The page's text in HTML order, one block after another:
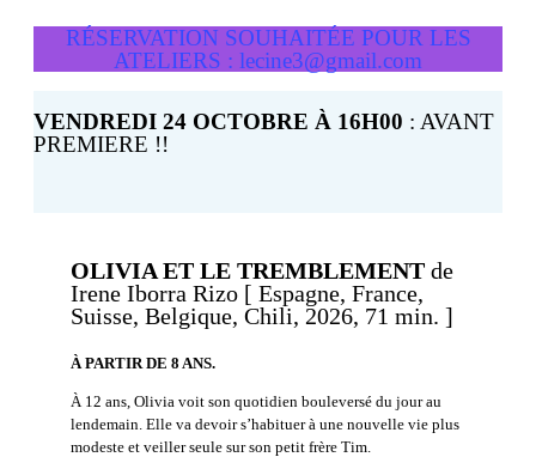
RÉSERVATION SOUHAITÉE POUR LES
ATELIERS : lecine3@gmail.com
VENDREDI 24 OCTOBRE À 16H00 : AVANT
PREMIERE !!
OLIVIA ET LE TREMBLEMENT de
Irene Iborra Rizo [ Espagne, France,
Suisse, Belgique, Chili, 2026, 71 min. ]
À PARTIR DE 8 ANS.
À 12 ans, Olivia voit son quotidien bouleversé du jour au
lendemain. Elle va devoir s’habituer à une nouvelle vie plus
modeste et veiller seule sur son petit frère Tim.